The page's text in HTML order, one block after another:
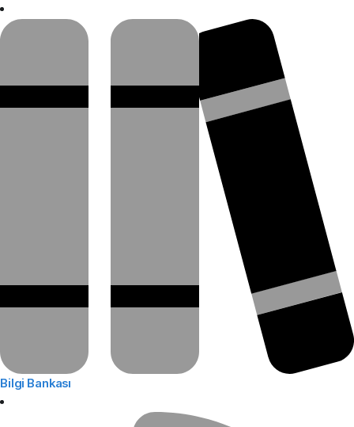
Bilgi Bankası